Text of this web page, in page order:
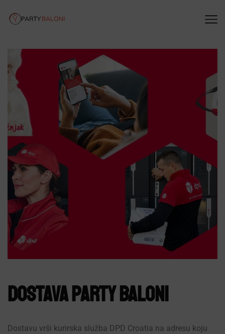
DOSTAVA party baloni
Dostavu vrši kurirska služba DPD Croatia na adresu koju